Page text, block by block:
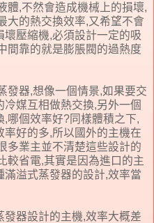
體,不然會造成機械上的損壞,
大的熱交換效率,又希望不會
壞壓縮機,必須設計一定的吸
間靠的就是膨脹閥的過熱度
發器,想像一個情景,如果要交
媒互相做熱交換,另外一個
哪個效率好?同樣體積之下,
好的多,所以國外的主機在
多業主並不清楚這些設計的
較省電,其實是因為進口的主
溢式蒸發器的設計,效率當
器設計的主機,效率大概差